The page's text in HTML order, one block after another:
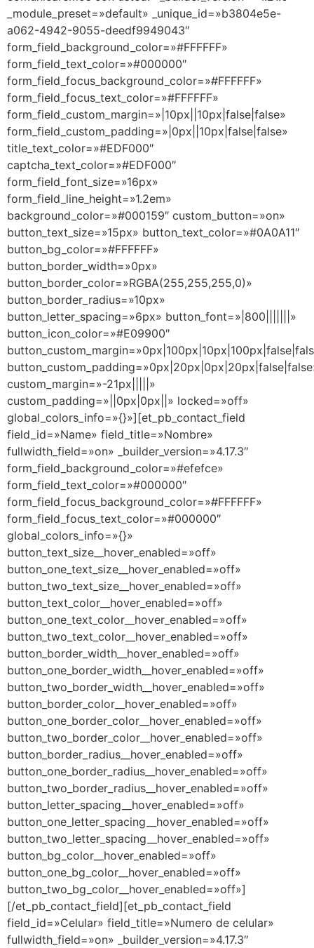
_module_preset=»default» _unique_id=»b3804e5e-
a062-4942-9055-deedf9949043″
form_field_background_color=»#FFFFFF»
form_field_text_color=»#000000″
form_field_focus_background_color=»#FFFFFF»
form_field_focus_text_color=»#FFFFFF»
form_field_custom_margin=»|10px||10px|false|false»
form_field_custom_padding=»|0px||10px|false|false»
title_text_color=»#EDF000″
captcha_text_color=»#EDF000″
form_field_font_size=»16px»
form_field_line_height=»1.2em»
background_color=»#000159″ custom_button=»on»
button_text_size=»15px» button_text_color=»#0A0A11″
button_bg_color=»#FFFFFF»
button_border_width=»0px»
button_border_color=»RGBA(255,255,255,0)»
button_border_radius=»10px»
button_letter_spacing=»6px» button_font=»|800|||||||»
button_icon_color=»#E09900″
custom_margin=»-21px|||||»
custom_padding=»||0px|0px||» locked=»off»
global_colors_info=»{}»][et_pb_contact_field
field_id=»Name» field_title=»Nombre»
fullwidth_field=»on» _builder_version=»4.17.3″
form_field_background_color=»#efefce»
form_field_text_color=»#000000″
form_field_focus_background_color=»#FFFFFF»
form_field_focus_text_color=»#000000″
global_colors_info=»{}»
button_text_size__hover_enabled=»off»
button_one_text_size__hover_enabled=»off»
button_two_text_size__hover_enabled=»off»
button_text_color__hover_enabled=»off»
button_one_text_color__hover_enabled=»off»
button_two_text_color__hover_enabled=»off»
button_border_width__hover_enabled=»off»
button_one_border_width__hover_enabled=»off»
button_two_border_width__hover_enabled=»off»
button_border_color__hover_enabled=»off»
button_one_border_color__hover_enabled=»off»
button_two_border_color__hover_enabled=»off»
button_border_radius__hover_enabled=»off»
button_one_border_radius__hover_enabled=»off»
button_two_border_radius__hover_enabled=»off»
button_letter_spacing__hover_enabled=»off»
button_one_letter_spacing__hover_enabled=»off»
button_two_letter_spacing__hover_enabled=»off»
button_bg_color__hover_enabled=»off»
button_one_bg_color__hover_enabled=»off»
button_two_bg_color__hover_enabled=»off»]
[/et_pb_contact_field][et_pb_contact_field
field_id=»Celular» field_title=»Numero de celular»
fullwidth_field=»on» _builder_version=»4.17.3″